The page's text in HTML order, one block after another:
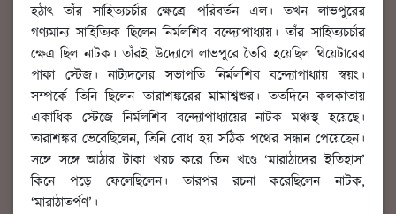
হঠাৎ তাঁর সাহিত্যচর্চার ক্ষেত্রে পরিবর্তন এল। তখন লাভপুরের
গণ্যমান্য সাহিত্যিক ছিলেন নির্মলশিব বন্দ্যোপাধ্যায়। তাঁর সাহিত্যচর্চার
ক্ষেত্র ছিল নাটক। তাঁরই উদ্যোগে লাভপুরে তৈরি হয়েছিল থিয়েটারের
পাকা স্টেজ। নাট্যদলের সভাপতি নির্মলশিব বন্দ্যোপাধ্যায় স্বয়ং।
সম্পর্কে তিনি ছিলেন তারাশঙ্করের মামাশ্বশুর। ততদিনে কলকাতায়
একাধিক স্টেজে নির্মলশিব বন্দ্যোপাধ্যায়ের নাটক মঞ্চস্থ হয়েছে।
তারাশঙ্কর ভেবেছিলেন, তিনি বোধ হয় সঠিক পথের সন্ধান পেয়েছেন।
সঙ্গে সঙ্গে আঠার টাকা খরচ করে তিন খণ্ডে ‘মারাঠাদের ইতিহাস’
কিনে পড়ে ফেলেছিলেন। তারপর রচনা করেছিলেন নাটক,
‘মারাঠাতর্পণ’।